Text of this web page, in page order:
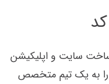
سایت و اپلیکیشن
را به یک تیم متخصص